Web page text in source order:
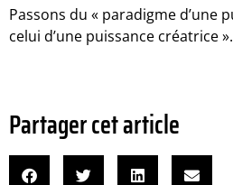
Passons du « paradigme d’une
celui d’une puissance créatrice ».
Partager cet article